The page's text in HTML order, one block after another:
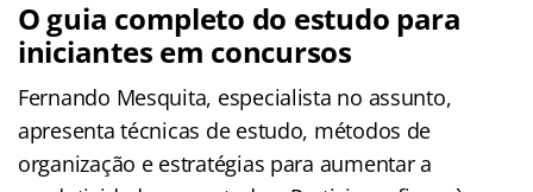
O guia completo do estudo para
iniciantes em concursos
Fernando Mesquita, especialista no assunto,
apresenta técnicas de estudo, métodos de
organização e estratégias para aumentar a